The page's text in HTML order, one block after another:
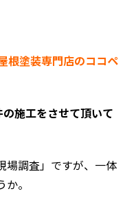
根塗装専門店のココペ
施工をさせて頂いて
場調査」ですが、一体
。